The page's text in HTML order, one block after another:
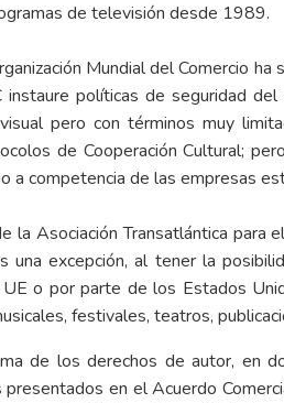
de televisión desde 1989.
Mundial del Comercio
políticas de seguridad
pero con términos muy
de Cooperación Cultural;
a competencia de las empresas
la Asociación Transatlántica
una excepción, al tener la
o por parte de los Estados
festivales, teatros,
de los derechos de autor, en
en el Acuerdo